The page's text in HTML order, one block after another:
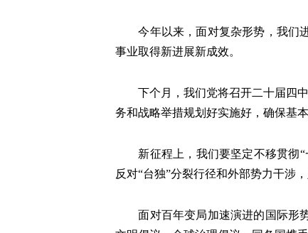
今年以来，面对复杂形势，我们进
事业取得新进展新成效。
下个月，我们党将召开二十届四中
务和战略举措规划好实施好，确保基
新征程上，我们要坚定不移贯彻“
反对“台独”分裂行径和外部势力干涉
面对百年变局加速演进的国际形势